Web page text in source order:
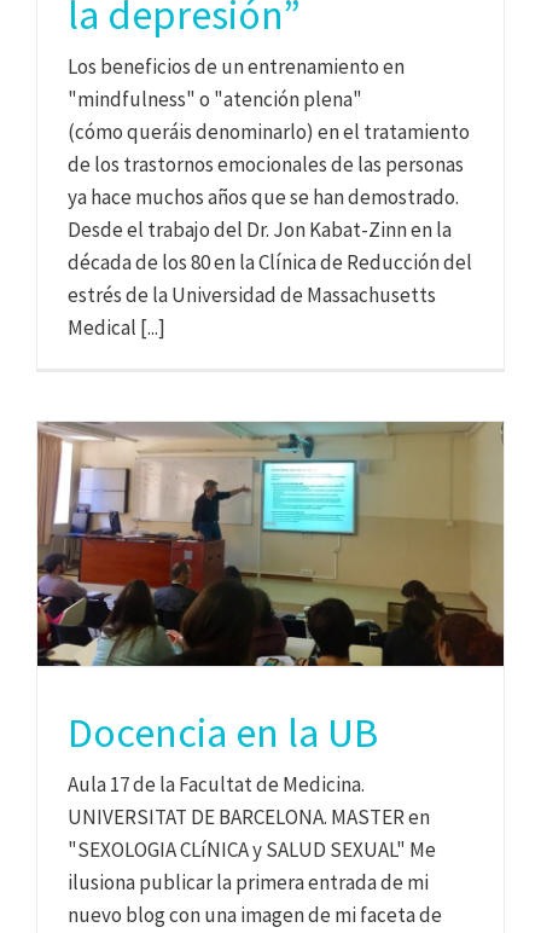
la depresión”
Los beneficios de un entrenamiento en
"mindfulness" o "atención plena"
(cómo queráis denominarlo) en el tratamiento
de los trastornos emocionales de las personas
ya hace muchos años que se han demostrado.
Desde el trabajo del Dr. Jon Kabat-Zinn en la
década de los 80 en la Clínica de Reducción del
estrés de la Universidad de Massachusetts
Medical [...]
Docencia en la UB
Aula 17 de la Facultat de Medicina.
UNIVERSITAT DE BARCELONA. MASTER en
"SEXOLOGIA CLíNICA y SALUD SEXUAL" Me
ilusiona publicar la primera entrada de mi
nuevo blog con una imagen de mi faceta de